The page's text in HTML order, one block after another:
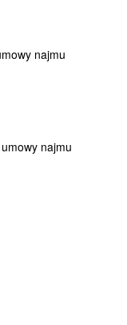
najmu
najmu